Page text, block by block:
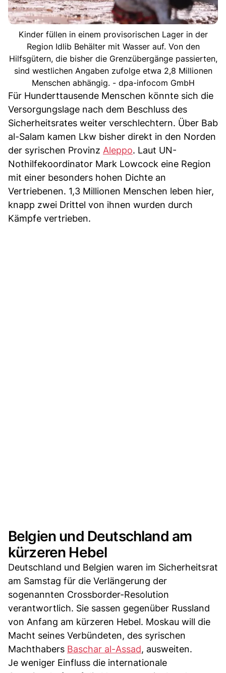
Kinder füllen in einem provisorischen Lager in der
Region Idlib Behälter mit Wasser auf. Von den
Hilfsgütern, die bisher die Grenzübergänge passierten,
sind westlichen Angaben zufolge etwa 2,8 Millionen
Menschen abhängig. - dpa-infocom GmbH
Für Hunderttausende Menschen könnte sich die
Versorgungslage nach dem Beschluss des
Sicherheitsrates weiter verschlechtern. Über Bab
al-Salam kamen Lkw bisher direkt in den Norden
der syrischen Provinz Aleppo. Laut UN-
Nothilfekoordinator Mark Lowcock eine Region
mit einer besonders hohen Dichte an
Vertriebenen. 1,3 Millionen Menschen leben hier,
knapp zwei Drittel von ihnen wurden durch
Kämpfe vertrieben.
Belgien und Deutschland am
kürzeren Hebel
Deutschland und Belgien waren im Sicherheitsrat
am Samstag für die Verlängerung der
sogenannten Crossborder-Resolution
verantwortlich. Sie sassen gegenüber Russland
von Anfang am kürzeren Hebel. Moskau will die
Macht seines Verbündeten, des syrischen
Machthabers Baschar al-Assad, ausweiten.
Je weniger Einfluss die internationale